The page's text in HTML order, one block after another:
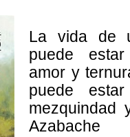
La vida de
puede
amor y
puede
mezquindad
Azabache